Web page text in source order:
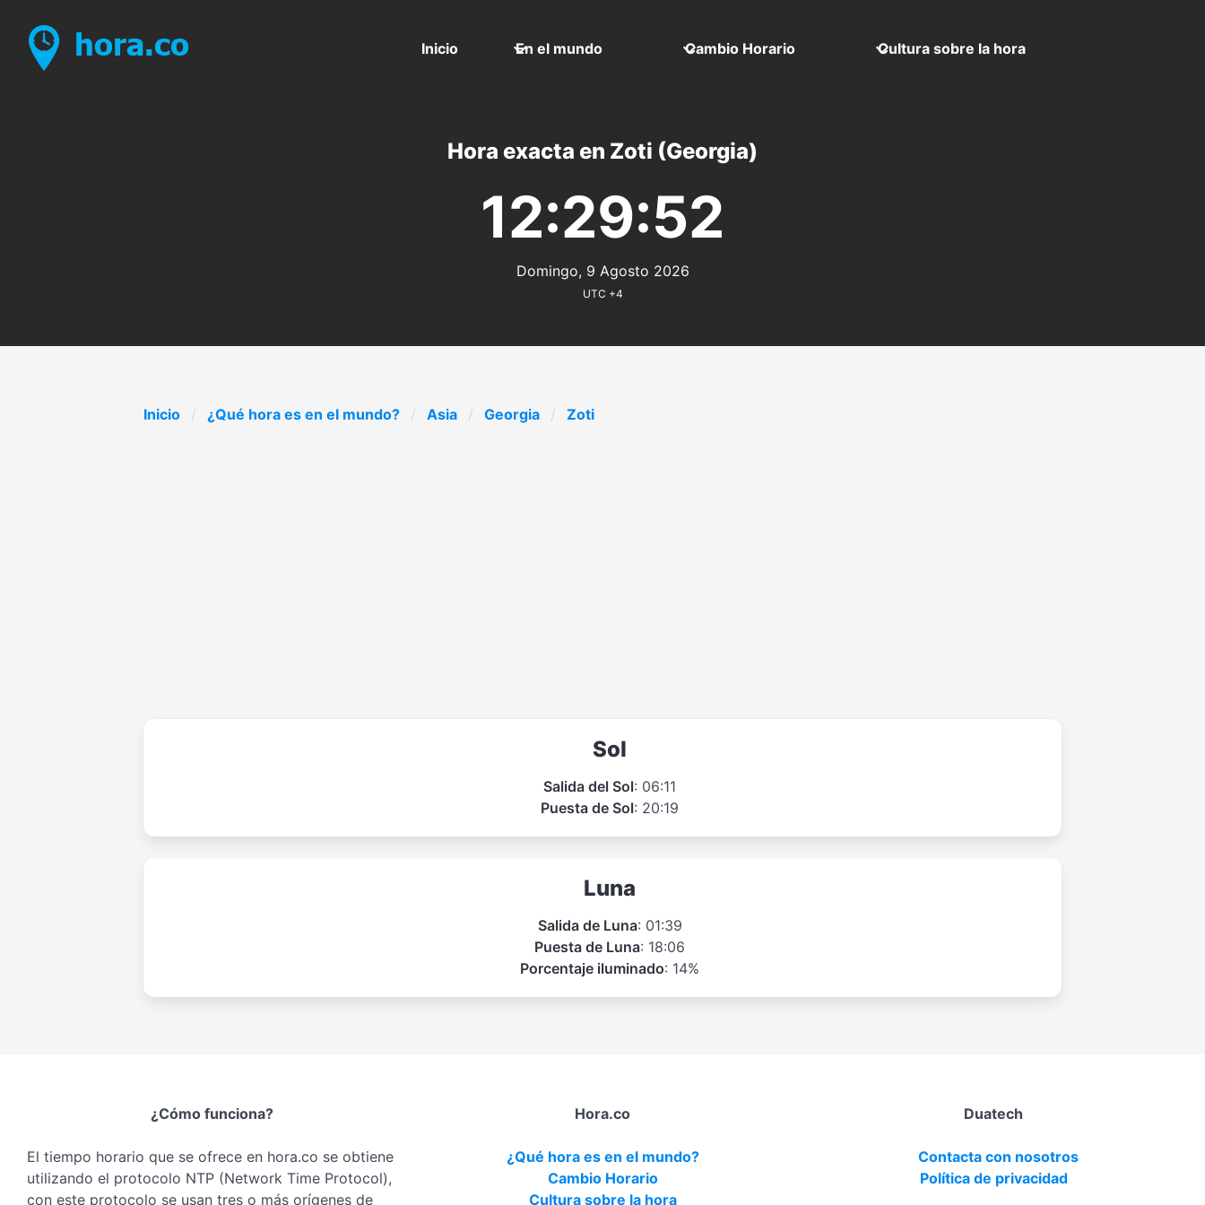
Inicio En el mundo Cambio Horario Cultura sobre la hora
Hora exacta en Zoti (Georgia)
12:29:52
Domingo, 9 Agosto 2026
UTC +4
Inicio ¿Qué hora es en el mundo? Asia Georgia Zoti
Sol
Salida del Sol: 06:11
Puesta de Sol: 20:19
Luna
Salida de Luna: 01:39
Puesta de Luna: 18:06
Porcentaje iluminado: 14%
¿Cómo funciona?
El tiempo horario que se ofrece en hora.co se obtiene
utilizando el protocolo NTP (Network Time Protocol),
con este protocolo se usan tres o más orígenes de
Hora.co
¿Qué hora es en el mundo?
Cambio Horario
Cultura sobre la hora
Duatech
Contacta con nosotros
Política de privacidad